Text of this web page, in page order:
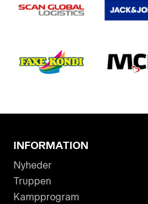
INFORMATION
Nyheder
Truppen
Kampprogram